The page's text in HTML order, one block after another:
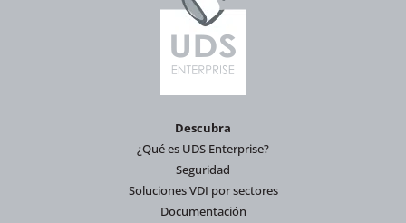
Descubra
¿Qué es UDS Enterprise?
Seguridad
Soluciones VDI por sectores
Documentación